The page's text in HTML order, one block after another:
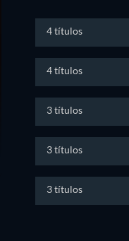
4 títulos
4 títulos
3 títulos
3 títulos
3 títulos